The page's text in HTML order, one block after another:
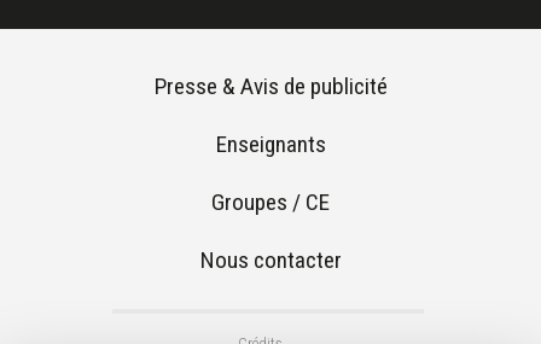
Footer menu
Presse & Avis de publicité
Enseignants
Groupes / CE
Nous contacter